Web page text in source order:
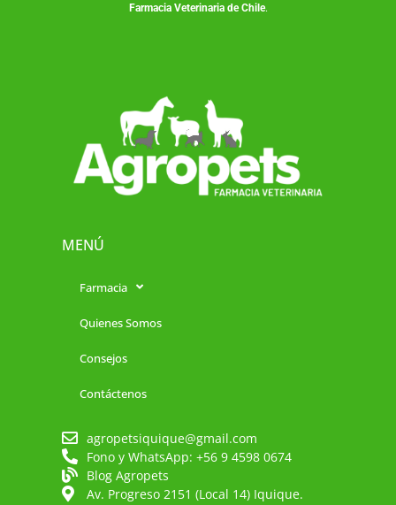
Farmacia Veterinaria de Chile.
MENÚ
Farmacia
Quienes Somos
Consejos
Contáctenos
agropetsiquique@gmail.com
Fono y WhatsApp: +56 9 4598 0674
Blog Agropets
Av. Progreso 2151 (Local 14) Iquique.